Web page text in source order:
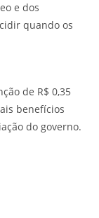
e dos
quando os
de R$ 0,35
benefícios
do governo.